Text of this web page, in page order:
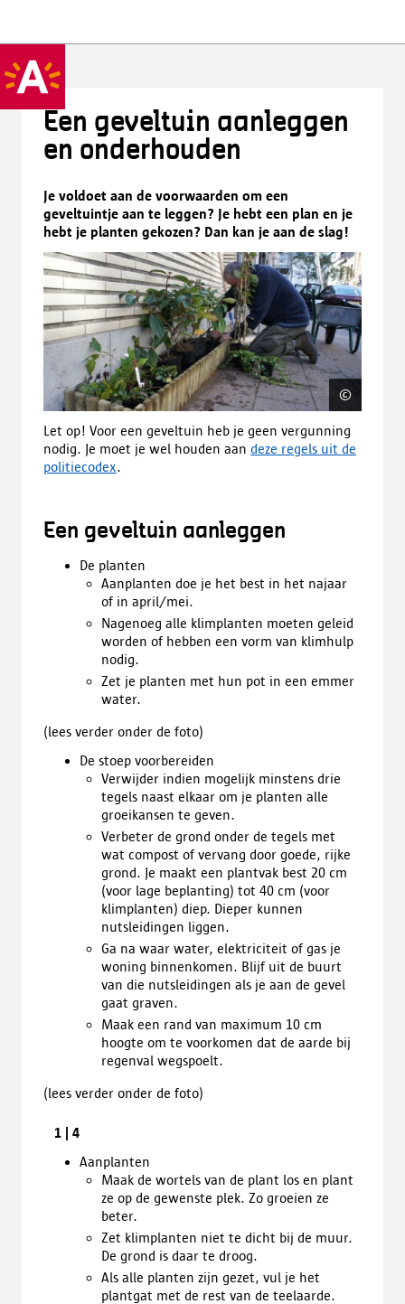
Een geveltuin aanleggen
en onderhouden
Je voldoet aan de voorwaarden om een
geveltuintje aan te leggen? Je hebt een plan en je
hebt je planten gekozen? Dan kan je aan de slag!
©
Let op! Voor een geveltuin heb je geen vergunning
nodig. Je moet je wel houden aan deze regels uit de
politiecodex.
Een geveltuin aanleggen
De planten
Aanplanten doe je het best in het najaar
of in april/mei.
Nagenoeg alle klimplanten moeten geleid
worden of hebben een vorm van klimhulp
nodig.
Zet je planten met hun pot in een emmer
water.
(lees verder onder de foto)
De stoep voorbereiden
Verwijder indien mogelijk minstens drie
tegels naast elkaar om je planten alle
groeikansen te geven.
Verbeter de grond onder de tegels met
wat compost of vervang door goede, rijke
grond. Je maakt een plantvak best 20 cm
(voor lage beplanting) tot 40 cm (voor
klimplanten) diep. Dieper kunnen
nutsleidingen liggen.
Ga na waar water, elektriciteit of gas je
woning binnenkomen. Blijf uit de buurt
van die nutsleidingen als je aan de gevel
gaat graven.
Maak een rand van maximum 10 cm
hoogte om te voorkomen dat de aarde bij
regenval wegspoelt.
(lees verder onder de foto)
Previous
image
1
4
Aanplanten
Maak de wortels van de plant los en plant
ze op de gewenste plek. Zo groeien ze
beter.
Zet klimplanten niet te dicht bij de muur.
De grond is daar te droog.
Als alle planten zijn gezet, vul je het
plantgat met de rest van de teelaarde.